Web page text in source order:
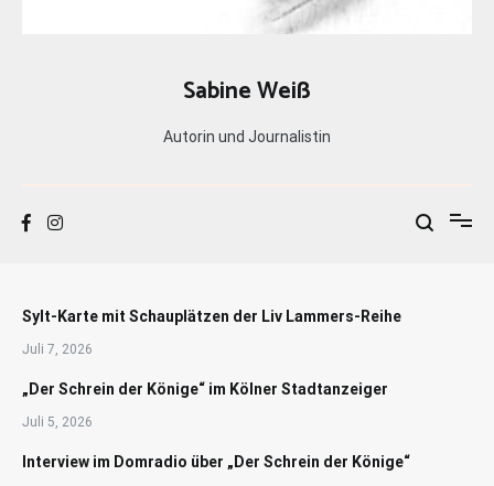
Sabine Weiß
Autorin und Journalistin
Sylt-Karte mit Schauplätzen der Liv Lammers-Reihe
Juli 7, 2026
„Der Schrein der Könige“ im Kölner Stadtanzeiger
Juli 5, 2026
Interview im Domradio über „Der Schrein der Könige“